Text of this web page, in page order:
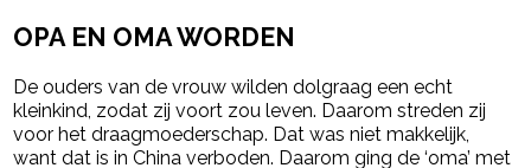
OPA EN OMA WORDEN
De ouders van de vrouw wilden dolgraag een echt
kleinkind, zodat zij voort zou leven. Daarom streden zij
voor het draagmoederschap. Dat was niet makkelijk,
want dat is in China verboden. Daarom ging de ‘oma’ met